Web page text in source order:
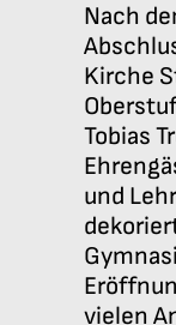
Nach
Kirche
Tobias
und
vielen